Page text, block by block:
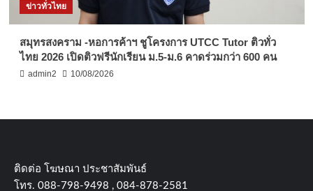
ข่าวทั่วไทย
สมุทรสงคราม -หอการค้าฯ ชูโครงการ UTCC Tutor ติวทั่ว
ไทย 2026 เปิดติวฟรีนักเรียน ม.5-ม.6 คาดร่วมกว่า 600 คน
admin2 10/08/2026
ติดต่อ​ โฆษณา​ ประชาสัมพันธ์
โทร​. 088-798-9498 , 084-878-2581